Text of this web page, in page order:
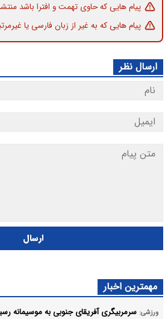
پیام هایی که حاوی تهمت و افترا باشد
پیام هایی که به غیر از زبان فارسی یا
ارسال نظر
ارسال
مهمترین اخبار
ورزشی: سرمربیگری آفریقای جنوبی به موسیمانه